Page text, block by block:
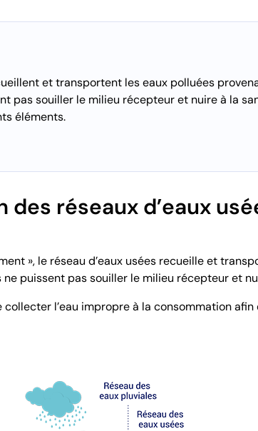
et transportent les eaux polluées
pas souiller le milieu récepteur et nuire à la
éléments.
réseaux d’eaux
», le réseau d’eaux usées recueille et
puissent pas souiller le milieu récepteur et
collecter l’eau impropre à la consommation